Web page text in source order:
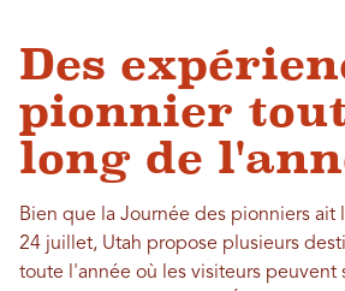
Des
pionnier
long de
Bien que la Journée des pionniers ait
24 juillet, Utah propose plusieurs
toute l'année où les visiteurs peuvent